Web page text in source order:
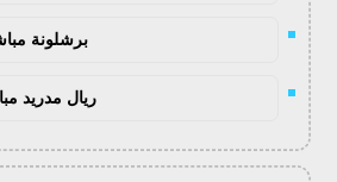
برشلونة
ريال مدريد